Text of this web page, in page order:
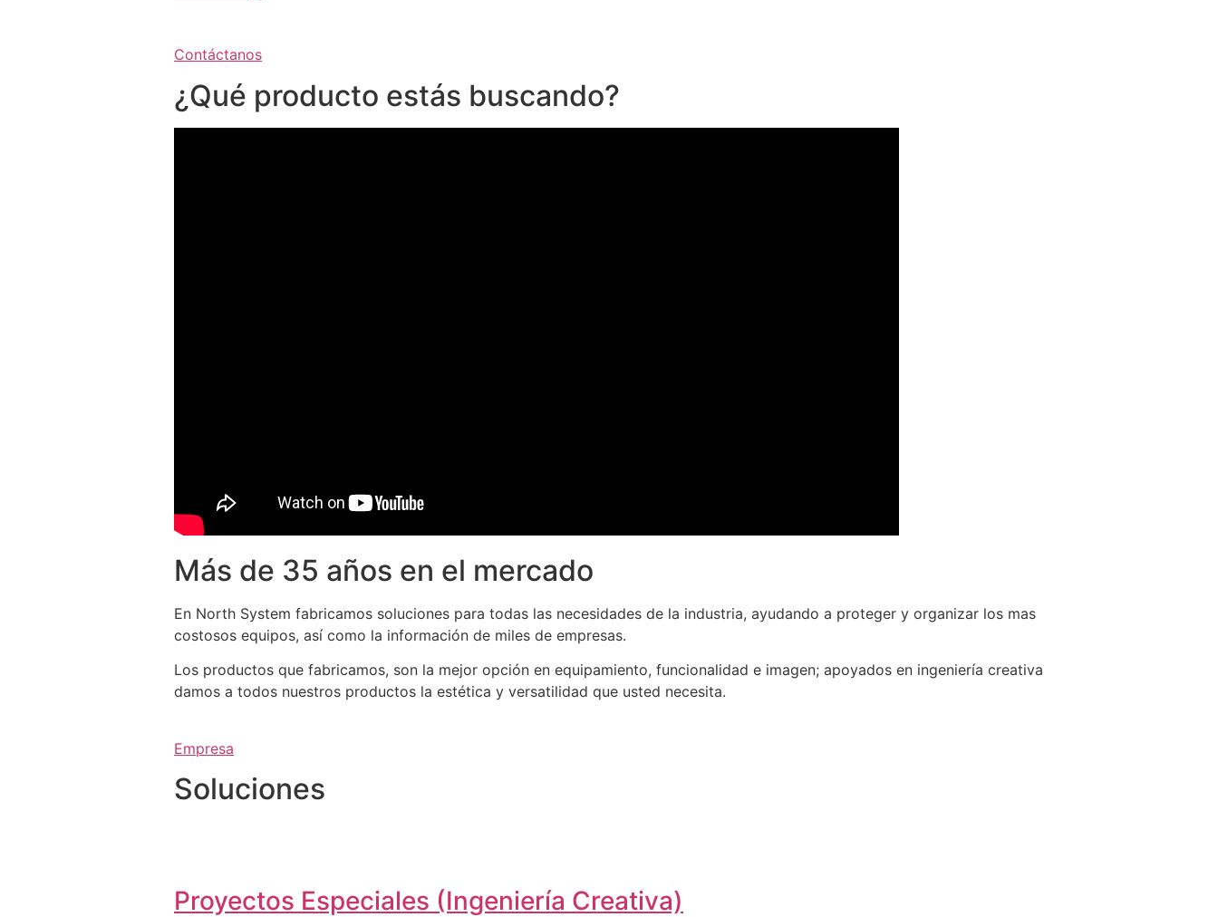
Contáctanos
¿Qué producto estás buscando?
Más de 35 años en el mercado
En North System fabricamos soluciones para todas las necesidades de la industria, ayudando a proteger y organizar los mas
costosos equipos, así como la información de miles de empresas.
Los productos que fabricamos, son la mejor opción en equipamiento, funcionalidad e imagen; apoyados en ingeniería creativa
damos a todos nuestros productos la estética y versatilidad que usted necesita.
Empresa
Soluciones
Proyectos Especiales (Ingeniería Creativa)